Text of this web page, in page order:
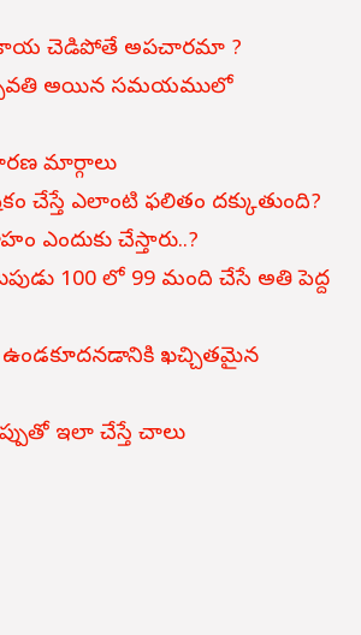
చెడిపోతే అపచారమా ?
అయిన సమయములో
మార్గాలు
చేస్తే ఎలాంటి ఫలితం దక్కుతుంది?
ఎందుకు చేస్తారు..?
100 లో 99 మంది చేసే అతి పెద్ద
ఉండకూదనడానికి ఖచ్చితమైన
ఇలా చేస్తే చాలు